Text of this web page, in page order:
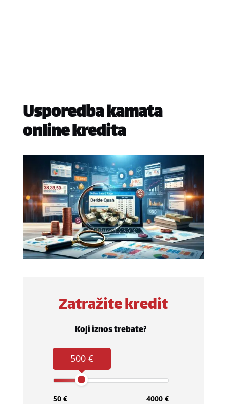
Usporedba kamata
online kredita
Zatražite kredit
Koji iznos trebate?
500 €
50 € 4000 €